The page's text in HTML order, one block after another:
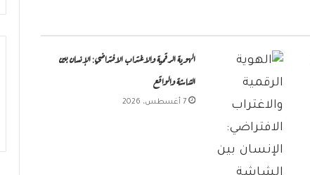
الهوية الرقمية والاغتراب الافتراضي: الإنسان بين
الشاشة والواقع
7 أغسطس، 2026